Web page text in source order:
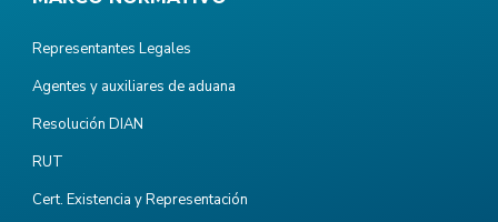
Representantes Legales
Agentes y auxiliares de aduana
Resolución DIAN
RUT
Cert. Existencia y Representación